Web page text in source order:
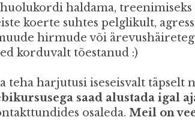
haldama, treenimiseks
koerte suhtes pelglikult,
hirmude või
korduvalt tõestanud :)
teha harjutusi iseseisvalt täpselt
saad alustada igal
osaleda. Meil on